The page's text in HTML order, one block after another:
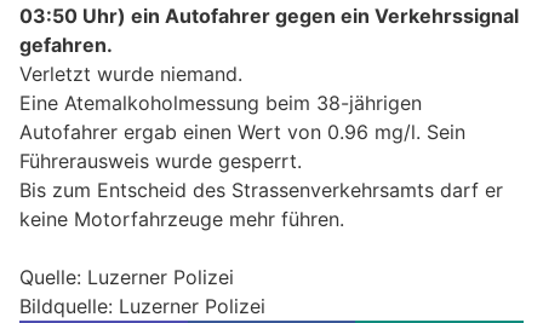
03:50 Uhr) ein Autofahrer gegen ein Verkehrssignal
gefahren.
Verletzt wurde niemand.
Eine Atemalkoholmessung beim 38-jährigen
Autofahrer ergab einen Wert von 0.96 mg/l. Sein
Führerausweis wurde gesperrt.
Bis zum Entscheid des Strassenverkehrsamts darf er
keine Motorfahrzeuge mehr führen.
Quelle: Luzerner Polizei
Bildquelle: Luzerner Polizei